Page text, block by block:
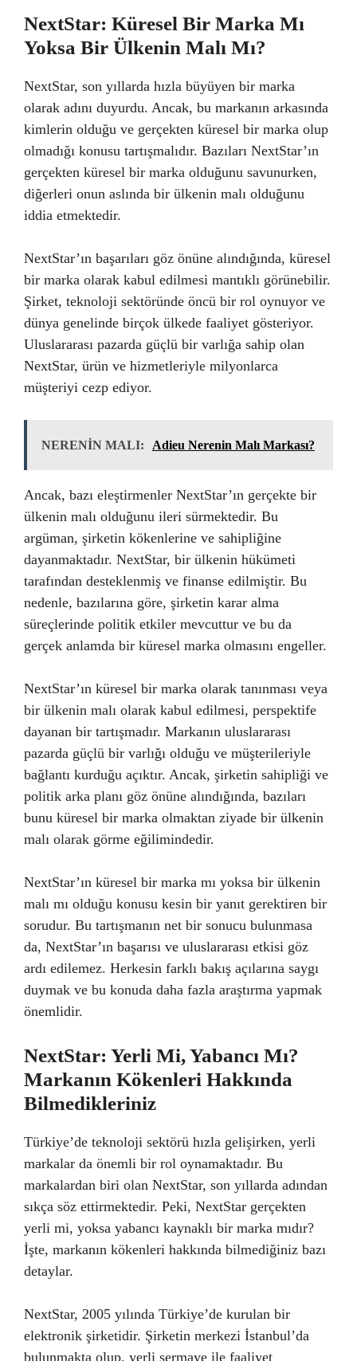
NextStar: Küresel Bir Marka Mı
Yoksa Bir Ülkenin Malı Mı?
NextStar, son yıllarda hızla büyüyen bir marka
olarak adını duyurdu. Ancak, bu markanın arkasında
kimlerin olduğu ve gerçekten küresel bir marka olup
olmadığı konusu tartışmalıdır. Bazıları NextStar’ın
gerçekten küresel bir marka olduğunu savunurken,
diğerleri onun aslında bir ülkenin malı olduğunu
iddia etmektedir.
NextStar’ın başarıları göz önüne alındığında, küresel
bir marka olarak kabul edilmesi mantıklı görünebilir.
Şirket, teknoloji sektöründe öncü bir rol oynuyor ve
dünya genelinde birçok ülkede faaliyet gösteriyor.
Uluslararası pazarda güçlü bir varlığa sahip olan
NextStar, ürün ve hizmetleriyle milyonlarca
müşteriyi cezp ediyor.
NERENİN MALI: Adieu Nerenin Malı Markası?
Ancak, bazı eleştirmenler NextStar’ın gerçekte bir
ülkenin malı olduğunu ileri sürmektedir. Bu
argüman, şirketin kökenlerine ve sahipliğine
dayanmaktadır. NextStar, bir ülkenin hükümeti
tarafından desteklenmiş ve finanse edilmiştir. Bu
nedenle, bazılarına göre, şirketin karar alma
süreçlerinde politik etkiler mevcuttur ve bu da
gerçek anlamda bir küresel marka olmasını engeller.
NextStar’ın küresel bir marka olarak tanınması veya
bir ülkenin malı olarak kabul edilmesi, perspektife
dayanan bir tartışmadır. Markanın uluslararası
pazarda güçlü bir varlığı olduğu ve müşterileriyle
bağlantı kurduğu açıktır. Ancak, şirketin sahipliği ve
politik arka planı göz önüne alındığında, bazıları
bunu küresel bir marka olmaktan ziyade bir ülkenin
malı olarak görme eğilimindedir.
NextStar’ın küresel bir marka mı yoksa bir ülkenin
malı mı olduğu konusu kesin bir yanıt gerektiren bir
sorudur. Bu tartışmanın net bir sonucu bulunmasa
da, NextStar’ın başarısı ve uluslararası etkisi göz
ardı edilemez. Herkesin farklı bakış açılarına saygı
duymak ve bu konuda daha fazla araştırma yapmak
önemlidir.
NextStar: Yerli Mi, Yabancı Mı?
Markanın Kökenleri Hakkında
Bilmedikleriniz
Türkiye’de teknoloji sektörü hızla gelişirken, yerli
markalar da önemli bir rol oynamaktadır. Bu
markalardan biri olan NextStar, son yıllarda adından
sıkça söz ettirmektedir. Peki, NextStar gerçekten
yerli mi, yoksa yabancı kaynaklı bir marka mıdır?
İşte, markanın kökenleri hakkında bilmediğiniz bazı
detaylar.
NextStar, 2005 yılında Türkiye’de kurulan bir
elektronik şirketidir. Şirketin merkezi İstanbul’da
bulunmakta olup, yerli sermaye ile faaliyet